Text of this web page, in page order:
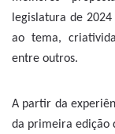
legislatura de
ao tema,
entre outros.
A partir da
da primeira edição